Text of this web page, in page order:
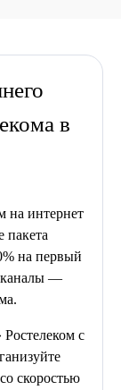
в
на интернет
пакета
на первый
каналы —
с
скоростью